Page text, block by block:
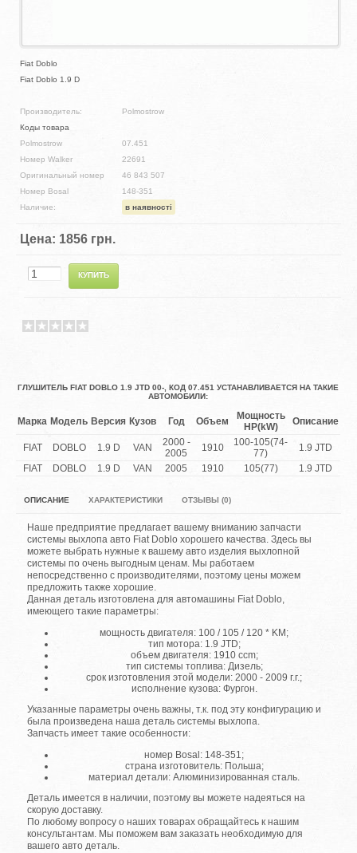
Fiat Doblo
Fiat Doblo 1.9 D
Производитель:
Polmostrow
Коды товара
Polmostrow
07.451
Номер Walker
22691
Оригинальный номер
46 843 507
Номер Bosal
148-351
Наличие:
в наявності
Цена: 1856 грн.
ГЛУШИТЕЛЬ FIAT DOBLO 1.9 JTD 00-, КОД 07.451 УСТАНАВЛИВАЕТСЯ НА ТАКИЕ
АВТОМОБИЛИ:
Марка Модель Версия Кузов Год Объем
Мощность
HP(kW)
Описание
FIAT DOBLO 1.9 D VAN
2000 -
2005
1910
100-105(74-
77)
1.9 JTD
FIAT
DOBLO 1.9 D VAN 2005 1910 105(77) 1.9 JTD
ОПИСАНИЕ ХАРАКТЕРИСТИКИ ОТЗЫВЫ (0)
Наше предприятие предлагает вашему вниманию запчасти
системы выхлопа авто Fiat Doblo хорошего качества. Здесь вы
можете выбрать нужные к вашему авто изделия выхлопной
системы по очень выгодным ценам. Мы работаем
непосредственно с производителями, поэтому цены можем
предложить также хорошие.
Данная деталь изготовлена для автомашины Fiat Doblo,
имеющего такие параметры:
мощность двигателя: 100 / 105 / 120 * KM;
тип мотора: 1.9 JTD;
объем двигателя: 1910 ccm;
тип системы топлива: Дизель;
срок изготовления этой модели: 2000 - 2009 г.г.;
исполнение кузова: Фургон.
Указанные параметры очень важны, т.к. под эту конфигурацию и
была произведена наша деталь системы выхлопа.
Запчасть имеет такие особенности:
номер Bosal: 148-351;
страна изготовитель: Польша;
материал детали: Алюминизированная сталь.
Деталь имеется в наличии, поэтому вы можете надеяться на
скорую доставку.
По любому вопросу о наших товарах обращайтесь к нашим
консультантам. Мы поможем вам заказать необходимую для
вашего авто деталь.